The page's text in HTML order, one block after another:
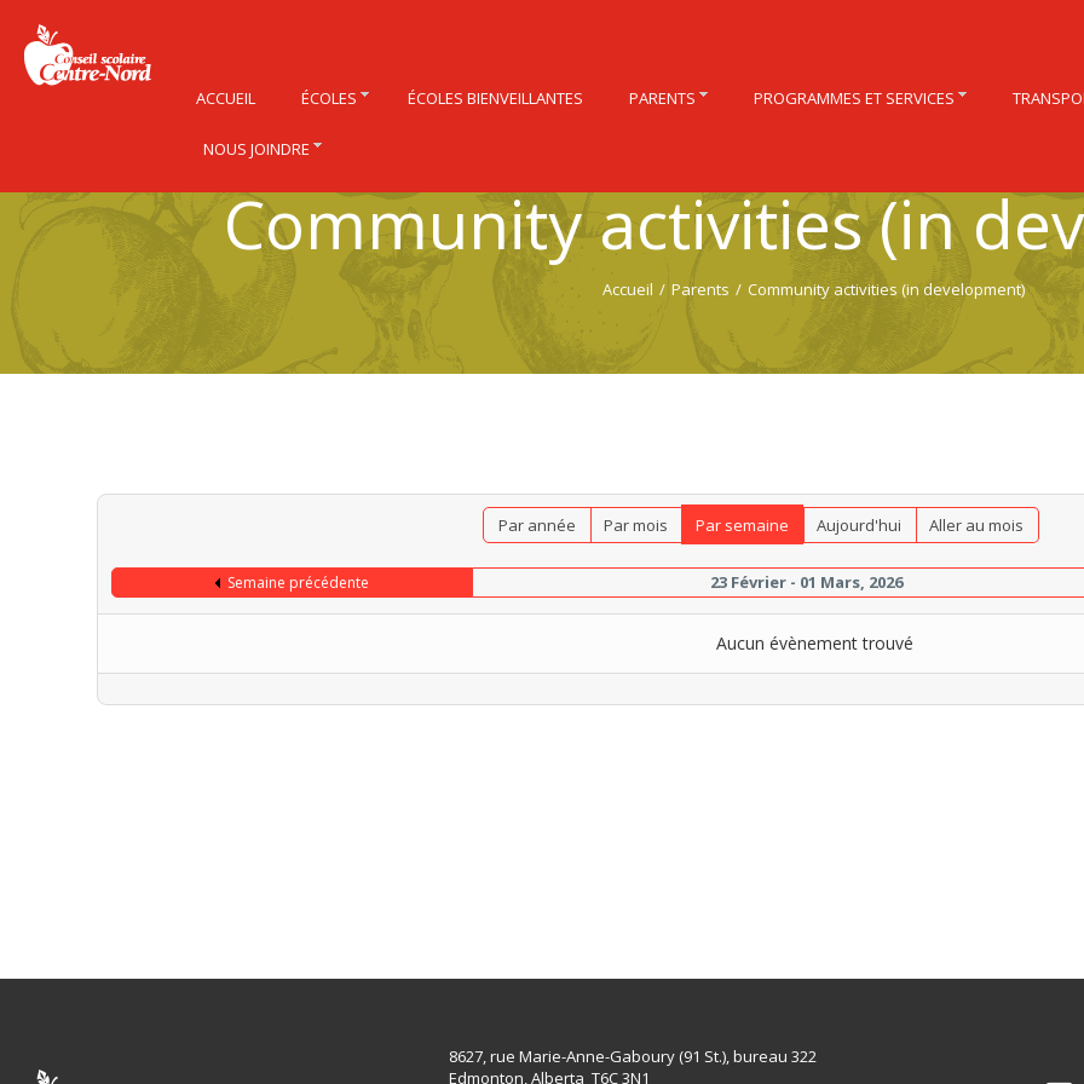
Community activities (in
Accueil / Parents / Community activities (in development)
Par année Par mois Par semaine Aujourd'hui Aller au mois
Semaine précédente 23 Février - 01 Mars, 2026
Aucun évènement trouvé
ACCUEIL ÉCOLES ÉCOLES BIENVEILLANTES PARENTS PROGRAMMES ET SERVICES
NOUS JOINDRE
8627, rue Marie-Anne-Gaboury (91 St.), bureau 322
Edmonton, Alberta T6C 3N1